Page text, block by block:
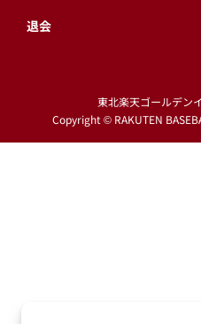
退会
東北楽天ゴールデン
Copyright © RAKUTEN